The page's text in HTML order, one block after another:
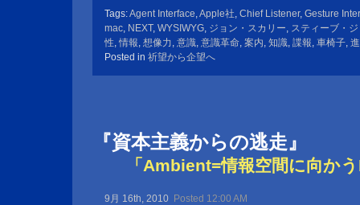
Tags:Agent Interface,Apple社, Chief Listener, Gesture
mac, NEXT, WYSIWYG, ジョン・スカリー, スティーブ・
性,情報, 想像力, 意識, 意識革命, 案内, 知識, 諜報, 車椅子,
Posted in 祈望から企望へ
『資本主義からの逃走』
「Ambient=情報空間に向かう
9月 16th, 2010 Posted 12:00 AM